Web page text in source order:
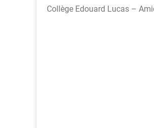
Collège Edouard Lucas –